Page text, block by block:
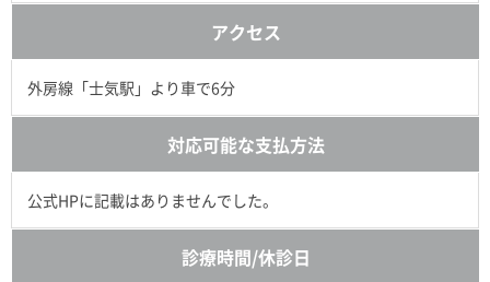
アクセス
外房線「士気駅」より車で6分
対応可能な支払方法
公式HPに記載はありませんでした。
診療時間/休診日